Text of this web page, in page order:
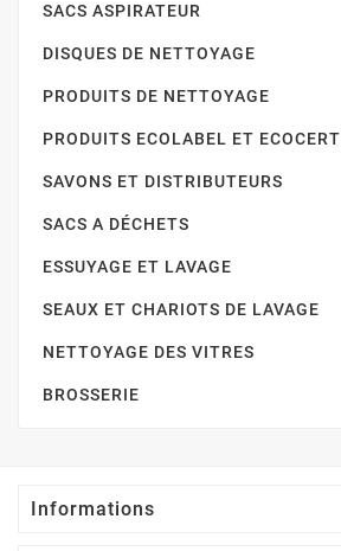
SACS ASPIRATEUR
DISQUES DE NETTOYAGE
PRODUITS DE NETTOYAGE
PRODUITS ECOLABEL ET ECOCERT
SAVONS ET DISTRIBUTEURS
SACS A DÉCHETS
ESSUYAGE ET LAVAGE
SEAUX ET CHARIOTS DE LAVAGE
NETTOYAGE DES VITRES
BROSSERIE
Informations